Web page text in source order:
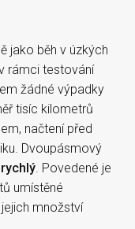
jako běh v úzkých
rámci testování
žádné výpadky
tisíc kilometrů
načtení před
Dvoupásmový
. Povedené je
umístěné
množství